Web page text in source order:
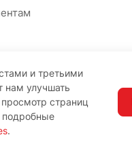
и третьими
нам улучшать
страниц
подробные
.